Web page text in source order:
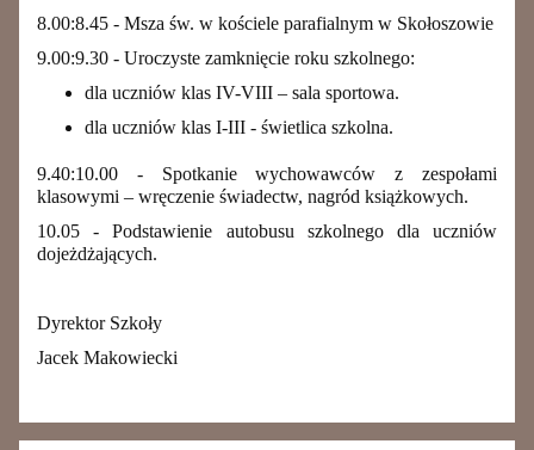
8.00:8.45 - Msza św. w kościele parafialnym w Skołoszowie
9.00:9.30 - Uroczyste zamknięcie roku szkolnego:
dla uczniów klas IV-VIII – sala sportowa.
dla uczniów klas I-III - świetlica szkolna.
9.40:10.00 - Spotkanie wychowawców z zespołami
klasowymi – wręczenie świadectw, nagród książkowych.
10.05 - Podstawienie autobusu szkolnego dla uczniów
dojeżdżających.
Dyrektor Szkoły
Jacek Makowiecki